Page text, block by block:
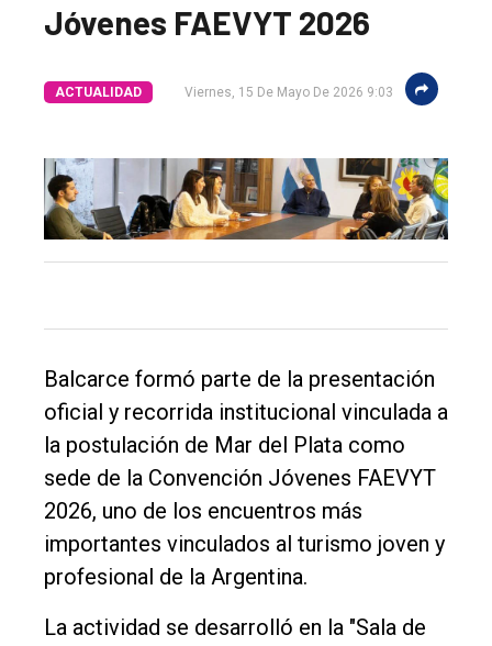
El
único
DIARIO
Balcarce
Inicio
Tendencia
Jóvenes FAEVYT 2026
ACTUALIDAD Viernes, 15 De Mayo De 2026 9:03
Balcarce formó parte de la presentación
oficial y recorrida institucional vinculada a
la postulación de Mar del Plata como
sede de la Convención Jóvenes FAEVYT
2026, uno de los encuentros más
importantes vinculados al turismo joven y
profesional de la Argentina.
La actividad se desarrolló en la "Sala de